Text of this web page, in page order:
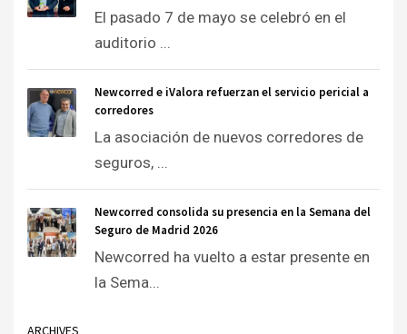
El pasado 7 de mayo se celebró en el
auditorio ...
Newcorred e iValora refuerzan el servicio pericial a
corredores
La asociación de nuevos corredores de
seguros, ...
Newcorred consolida su presencia en la Semana del
Seguro de Madrid 2026
Newcorred ha vuelto a estar presente en
la Sema...
ARCHIVES